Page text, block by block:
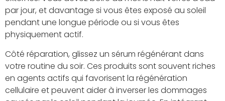
par jour, et davantage si vous êtes exposé au soleil
pendant une longue période ou si vous êtes
physiquement actif.
Côté réparation, glissez un sérum régénérant dans
votre routine du soir. Ces produits sont souvent riches
en agents actifs qui favorisent la régénération
cellulaire et peuvent aider à inverser les dommages